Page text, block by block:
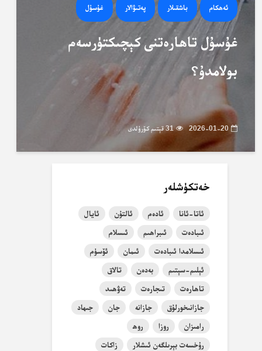
ئەھكام باشقىلار پەتىۋالار غۇسۇل
غۇسۇل تاھارەتنى كېچىكتۈرسەم
بولامدۇ؟
2026-01-20 31 قېتىم كۆرۈلدى
خەتكۈشلەر
ئاتا-ئانا ئادەم ئالتۇن
ئايال
ئىبادەت
ئىبراھىم
ئىسلام
ئىسلامدا ئىبادەت
ئىمان
ئۆسۈم
ئېلىم-سېتىم
بەدەن
تالاق
تاھارەت
تىجارەت
تەۋھىد
جازانىخورلۇق
جازانە جان
جىھاد
رامىزان
روزا
روھ
رۇخسەت بېرىلگەن ئىشلار
زاكات